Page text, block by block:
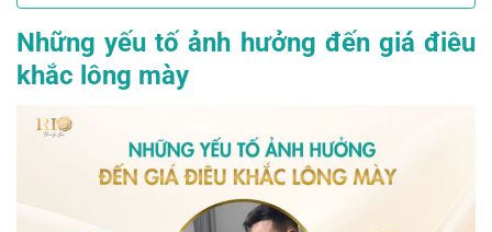
Những yếu tố ảnh hưởng đến giá điêu
khắc lông mày